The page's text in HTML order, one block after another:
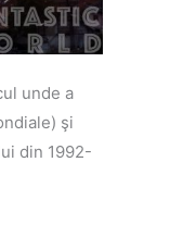
unde a
şi
din 1992-